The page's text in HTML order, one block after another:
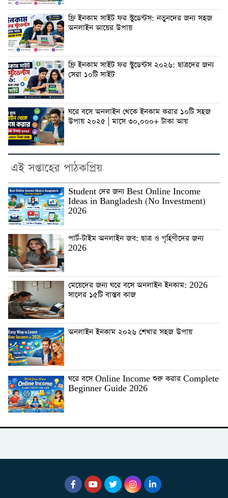
ফ্রি ইনকাম সাইট ফর স্টুডেন্টস: নতুনদের জন্য সহজ
অনলাইন আয়ের উপায়
ফ্রি ইনকাম সাইট ফর স্টুডেন্টস ২০২৬: ছাত্রদের জন্য
সেরা ১০টি সাইট
ঘরে বসে অনলাইন থেকে ইনকাম করার ১০টি সহজ
উপায় ২০২৫ | মাসে ৩০,০০০+ টাকা আয়
এই সপ্তাহের পাঠকপ্রিয়
Student দের জন্য Best Online Income
Ideas in Bangladesh (No Investment)
2026
পার্ট-টাইম অনলাইন জব: ছাত্র ও গৃহিণীদের জন্য
2026
মেয়েদের জন্য ঘরে বসে অনলাইন ইনকাম: 2026
সালের ১৫টি বাস্তব কাজ
অনলাইন ইনকাম ২০২৬ শেখার সহজ উপায়
ঘরে বসে Online Income শুরু করার Complete
Beginner Guide 2026